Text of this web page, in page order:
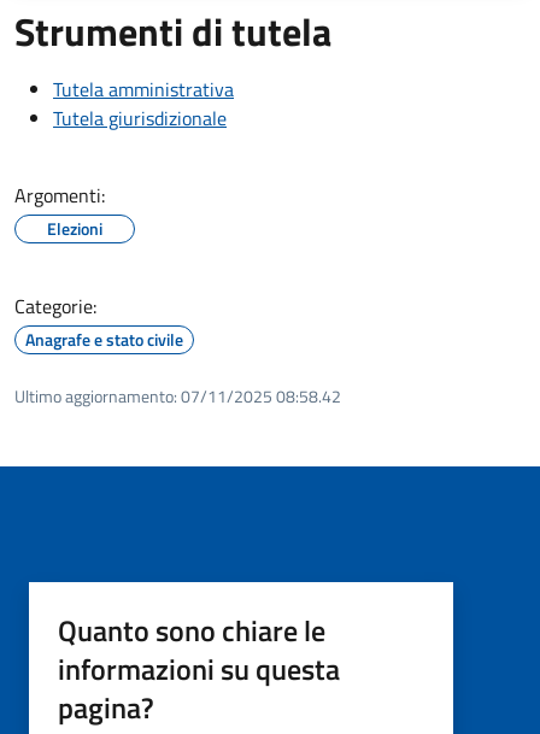
Strumenti di tutela
Tutela amministrativa
Tutela giurisdizionale
Argomenti:
Elezioni
Categorie:
Anagrafe e stato civile
Ultimo aggiornamento:07/11/2025 08:58.42
Quanto sono chiare le
informazioni su questa
pagina?